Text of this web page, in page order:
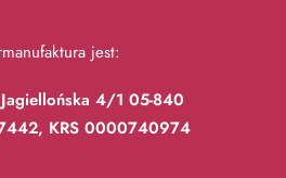
jest:
4/1 05-840
KRS 0000740974